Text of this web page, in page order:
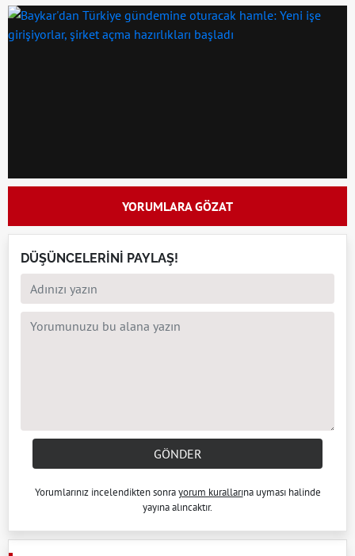
YORUMLARA GÖZAT
DÜŞÜNCELERİNİ PAYLAŞ!
GÖNDER
Yorumlarınız incelendikten sonrayorum kurallarına uyması halinde
yayına alıncaktır.